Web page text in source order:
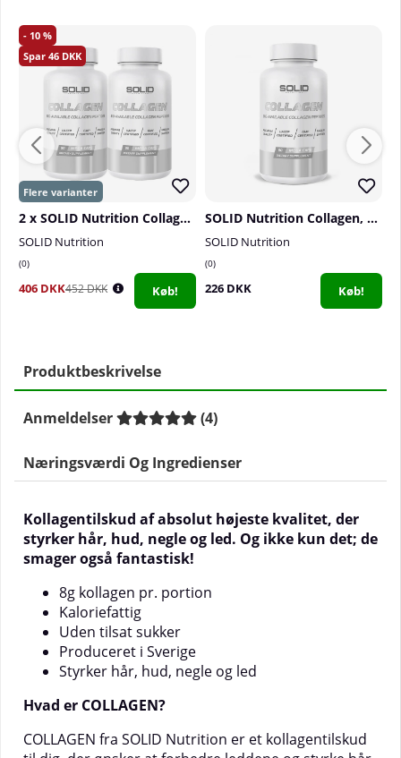
10
46
2 x SOLID Nutrition Collagen, 90 mega caps
SOLID Nutrition
0
406 DKK452 DKK Køb!
SOLID Nutrition Collagen, 90 mega caps
SOLID Nutrition
0
226 DKK Køb!
Produktbeskrivelse
Anmeldelser (4)
Næringsværdi Og Ingredienser
Kollagentilskud af absolut højeste kvalitet, der
styrker hår, hud, negle og led. Og ikke kun det; de
smager også fantastisk!
8g kollagen pr. portion
Kaloriefattig
Uden tilsat sukker
Produceret i Sverige
Styrker hår, hud, negle og led
Hvad er COLLAGEN?
COLLAGEN fra SOLID Nutrition er et kollagentilskud